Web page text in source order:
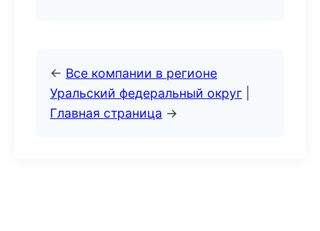
← Все компании в регионе
Уральский федеральный округ
Главная страница →